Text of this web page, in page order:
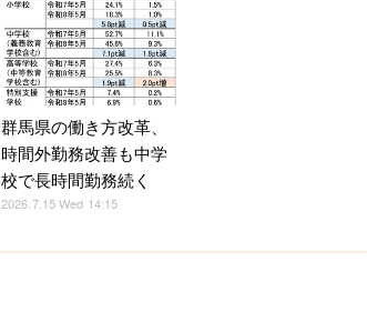
群馬県の働き方改革、
時間外勤務改善も中学
校で長時間勤務続く
2026.7.15 Wed 14:15